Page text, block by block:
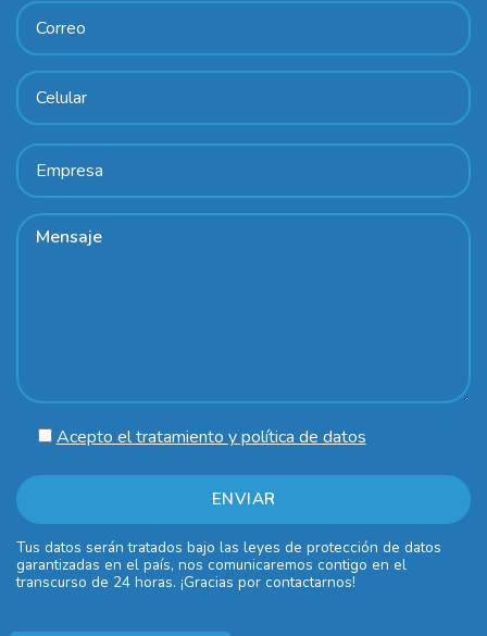
Acepto el tratamiento y política de datos
Tus datos serán tratados bajo las leyes de protección de datos
garantizadas en el país, nos comunicaremos contigo en el
transcurso de 24 horas. ¡Gracias por contactarnos!